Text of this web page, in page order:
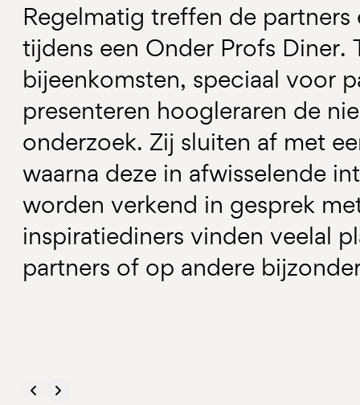
Regelmatig treffen de partners
tijdens een Onder Profs Diner.
bijeenkomsten, speciaal voor
presenteren hoogleraren de
onderzoek. Zij sluiten af met
waarna deze in afwisselende
worden verkend in gesprek
inspiratiediners vinden veelal
partners of op andere